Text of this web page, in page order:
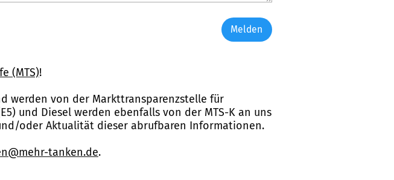
Melden
(MTS)!
werden von der Markttransparenzstelle für
und Diesel werden ebenfalls von der MTS-K an uns
oder Aktualität dieser abrufbaren Informationen.
tanken.de.